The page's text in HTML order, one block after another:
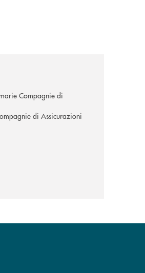
Compagnie di
di Assicurazioni